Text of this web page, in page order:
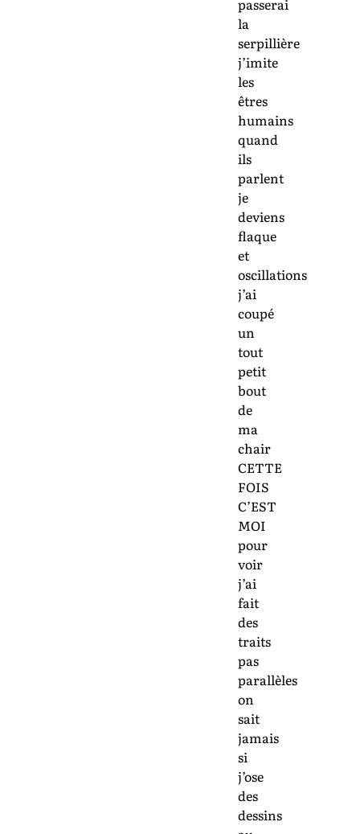
passerai
la
serpillière
j’imite
les
êtres
humains
quand
ils
parlent
je
deviens
flaque
et
oscillations
j’ai
coupé
un
tout
petit
bout
de
ma
chair
CETTE
FOIS
C’EST
MOI
pour
voir
j’ai
fait
des
traits
pas
parallèles
on
sait
jamais
si
j’ose
des
dessins